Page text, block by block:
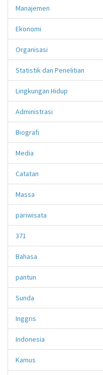
Manajemen
Ekonomi
Organisasi
Statistik dan Penelitian
Lingkungan Hidup
Administrasi
Biografi
Media
Catatan
Massa
pariwisata
371
Bahasa
pantun
Sunda
Inggris
Indonesia
Kamus